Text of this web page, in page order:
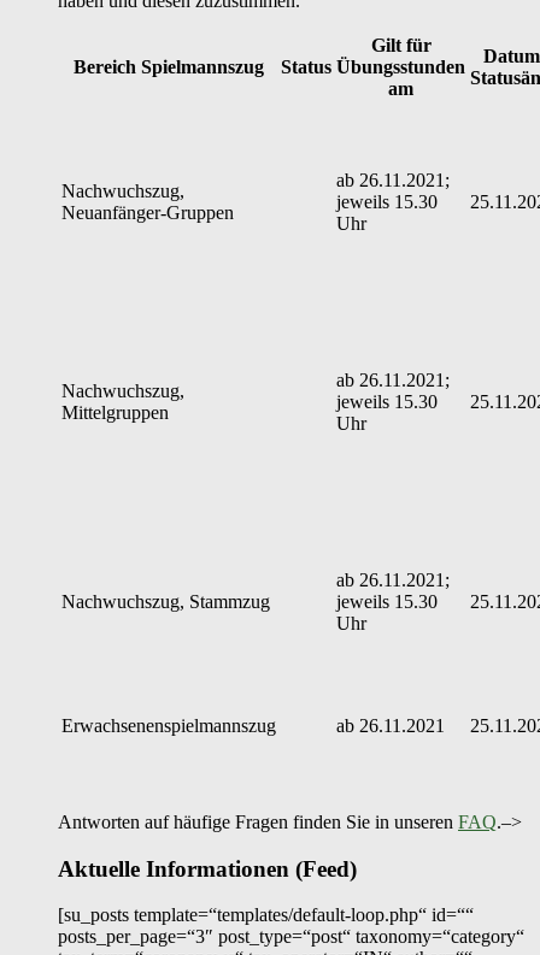
Bereich Spielmannszug Status
Gilt für
Übungsstunden
am
Nachwuchszug,
Neuanfänger-Gruppen
ab 26.11.2021;
jeweils 15.30
Uhr
Nachwuchszug,
Mittelgruppen
ab 26.11.2021;
jeweils 15.30
Uhr
Nachwuchszug, Stammzug
ab 26.11.2021;
jeweils 15.30
Uhr
Erwachsenenspielmannszug ab 26.11.2021
Antworten auf häufige Fragen finden Sie in unseren FAQ.–>
Aktuelle Informationen (Feed)
[su_posts template=“templates/default-loop.php“ id=““
posts_per_page=“3″ post_type=“post“ taxonomy=“category“